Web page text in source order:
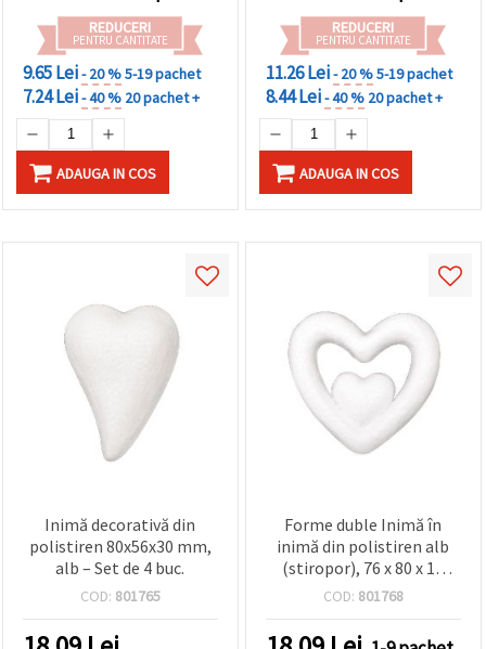
REDUCERI
PENTRU CANTITATE
9.65 Lei- 20 %5-19 pachet
7.24 Lei- 40 % 20 pachet +
ADAUGA IN COS
REDUCERI
PENTRU CANTITATE
11.26 Lei- 20 %5-19 pachet
8.44 Lei- 40 % 20 pachet +
ADAUGA IN COS
Inimă decorativă din
polistiren 80x56x30 mm,
alb – Set de 4 buc.
COD: 801765
Forme duble Inimă în
inimă din polistiren alb
(stiropor), 76 x 80 x 17
mm, set 2 buc. - baze craft
pictură, decorațiuni de
COD: 801768